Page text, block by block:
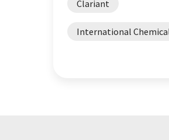
Clariant
International